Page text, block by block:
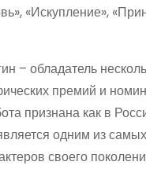
«Искупление»,
– обладатель
премий и
признана как в
одним из самых
своего